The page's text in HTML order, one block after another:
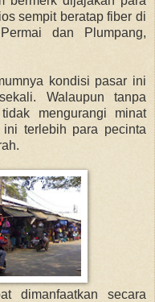
sempit beratap fiber di
dan Plumpang,
kondisi pasar ini
Walaupun tanpa
mengurangi minat
terlebih para pecinta
dimanfaatkan secara